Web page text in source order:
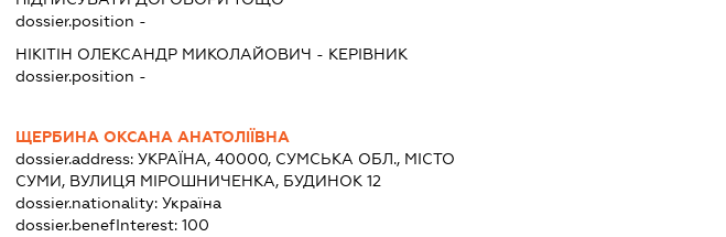
dossier.position -
НІКІТІН ОЛЕКСАНДР МИКОЛАЙОВИЧ - КЕРІВНИК
dossier.position -
ЩЕРБИНА ОКСАНА АНАТОЛІЇВНА
dossier.address: УКРАЇНА, 40000, СУМСЬКА ОБЛ., МІСТО
СУМИ, ВУЛИЦЯ МІРОШНИЧЕНКА, БУДИНОК 12
dossier.nationality: Україна
dossier.benefInterest: 100